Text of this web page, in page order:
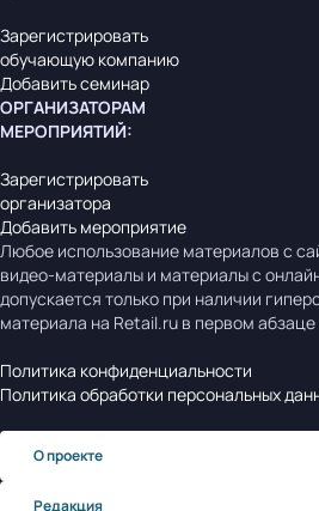
Зарегистрировать
обучающую компанию
Добавить семинар
ОРГАНИЗАТОРАМ
МЕРОПРИЯТИЙ:
Зарегистрировать
организатора
Добавить мероприятие
Любое использование материалов с
видео-материалы и материалы с
допускается только при наличии
материала на Retail.ru в первом абзаце
Политика конфиденциальности
Политика обработки персональных
О проекте
Редакция